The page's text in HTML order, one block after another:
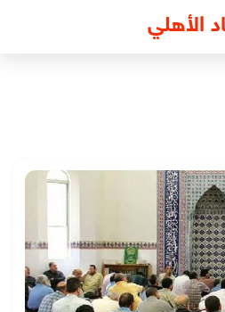
الأهلي